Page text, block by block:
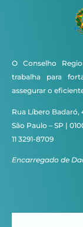
O Conselho
trabalha para
assegurar o
Rua Líbero Badaró,
São Paulo – SP |
11 3291-8709
Encarregado de